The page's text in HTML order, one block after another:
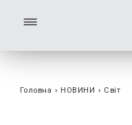
Головна › НОВИНИ › Світ